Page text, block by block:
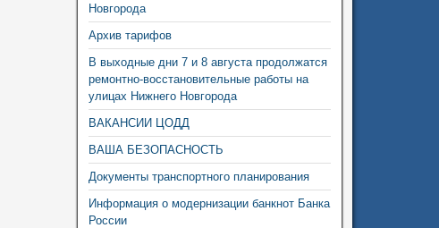
Новгорода
Архив тарифов
В выходные дни 7 и 8 августа продолжатся
ремонтно-восстановительные работы на
улицах Нижнего Новгорода
ВАКАНСИИ ЦОДД
ВАША БЕЗОПАСНОСТЬ
Документы транспортного планирования
Информация о модернизации банкнот Банка
России